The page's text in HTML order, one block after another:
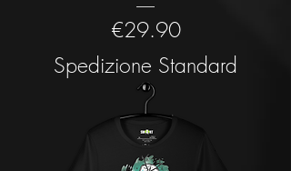
Price
€29.90
Spedizione Standard